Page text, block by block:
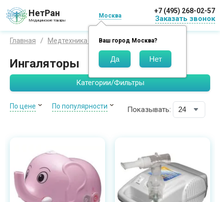
НетРан
Медицинские товары
Москва
Ваш город Москва?
+7 (495) 268-02-57
Заказать звонок
Главная Медтехника для дома Ингаляторы
Ингаляторы
Категории/Фильтры
По цене По популярности Показывать: